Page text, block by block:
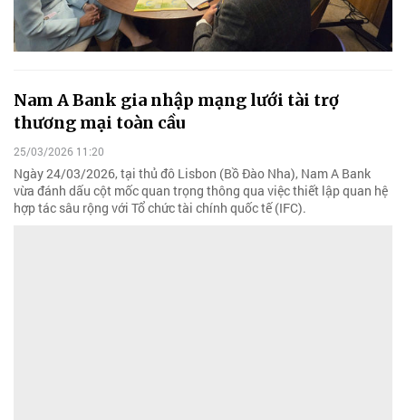
Nam A Bank gia nhập mạng lưới tài trợ
thương mại toàn cầu
25/03/2026 11:20
Ngày 24/03/2026, tại thủ đô Lisbon (Bồ Đào Nha), Nam A Bank
vừa đánh dấu cột mốc quan trọng thông qua việc thiết lập quan hệ
hợp tác sâu rộng với Tổ chức tài chính quốc tế (IFC).